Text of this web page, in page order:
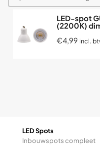
LED-spot
(2200K)
€4,99 incl.
LED Spots
Inbouwspots compleet